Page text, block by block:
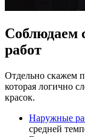
Соблюдаем
работ
Отдельно скажем
которая логично
красок.
Наружные
средней